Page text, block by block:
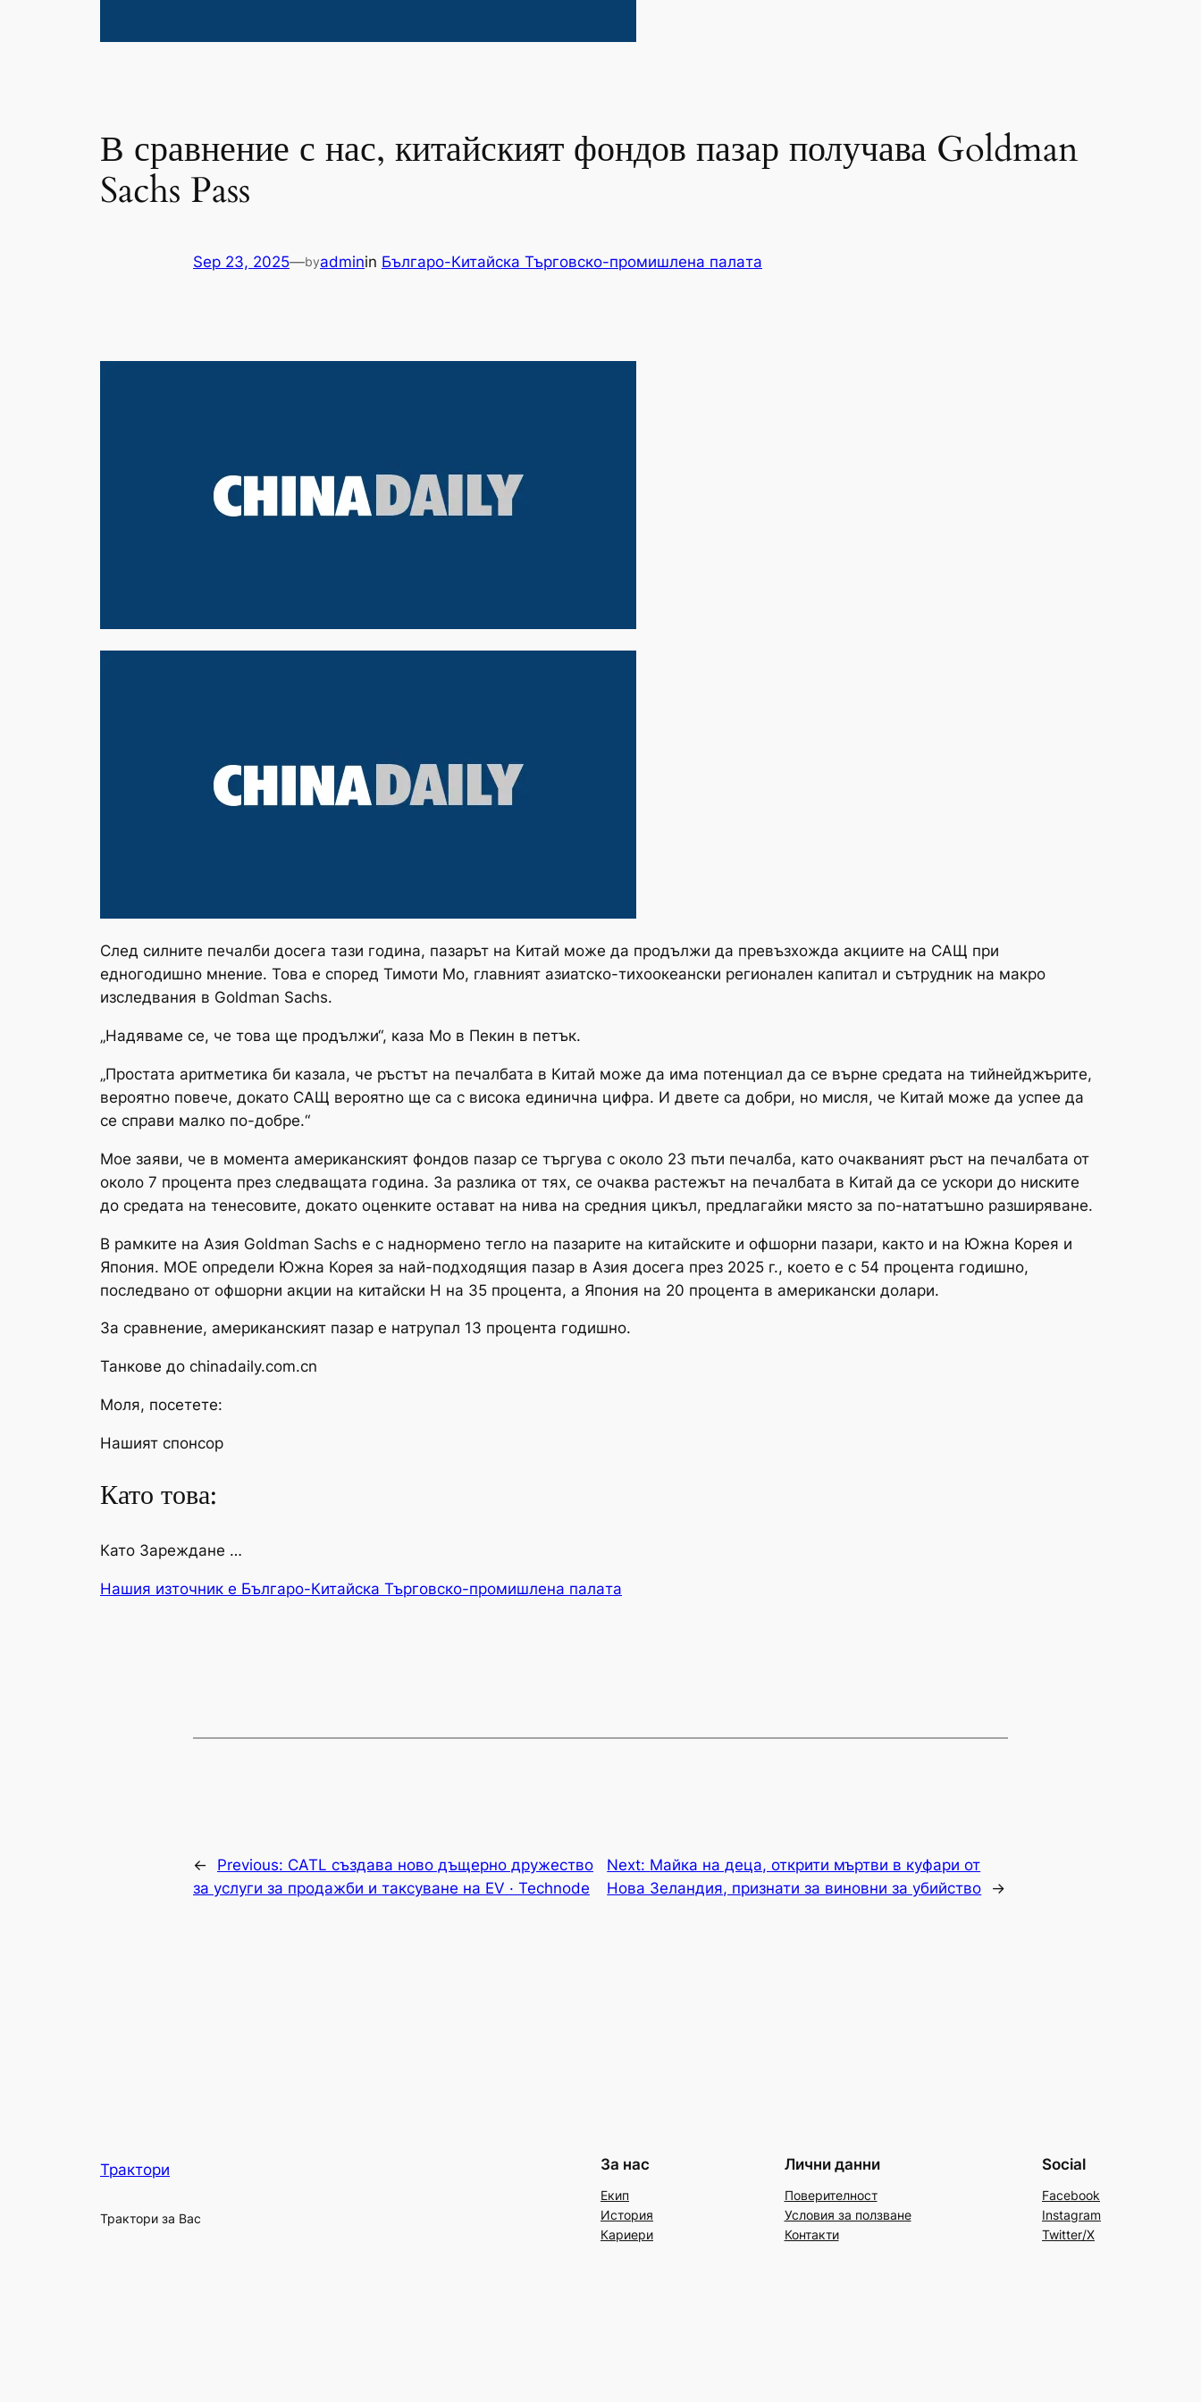
В сравнение с нас, китайският фондов пазар получава Goldman
Sachs Pass
Sep 23, 2025—byadminin Българо-Китайска Търговско-промишлена палaта
След силните печалби досега тази година, пазарът на Китай може да продължи да превъзхожда акциите на САЩ при
едногодишно мнение. Това е според Тимоти Мо, главният азиатско-тихоокеански регионален капитал и сътрудник на макро
изследвания в Goldman Sachs.
„Надяваме се, че това ще продължи“, каза Мо в Пекин в петък.
„Простата аритметика би казала, че ръстът на печалбата в Китай може да има потенциал да се върне средата на тийнейджърите,
вероятно повече, докато САЩ вероятно ще са с висока единична цифра. И двете са добри, но мисля, че Китай може да успее да
се справи малко по-добре.“
Moe заяви, че в момента американският фондов пазар се търгува с около 23 пъти печалба, като очакваният ръст на печалбата от
около 7 процента през следващата година. За разлика от тях, се очаква растежът на печалбата в Китай да се ускори до ниските
до средата на тенесовите, докато оценките остават на нива на средния цикъл, предлагайки място за по-нататъшно разширяване.
В рамките на Азия Goldman Sachs е с наднормено тегло на пазарите на китайските и офшорни пазари, както и на Южна Корея и
Япония. MOE определи Южна Корея за най-подходящия пазар в Азия досега през 2025 г., което е с 54 процента годишно,
последвано от офшорни акции на китайски H на 35 процента, а Япония на 20 процента в американски долари.
За сравнение, американският пазар е натрупал 13 процента годишно.
Танкове до chinadaily.com.cn
Моля, посетете:
Нашият спонсор
Като това:
Като Зареждане …
Нашия източник е Българо-Китайска Търговско-промишлена палaта
← Previous: CATL създава ново дъщерно дружество
за услуги за продажби и таксуване на EV · Technode
Next: Майка на деца, открити мъртви в куфари от
Нова Зеландия, признати за виновни за убийство
→
Трактори
Трактори за Вас
За нас
Екип
История
Кариери
Лични данни
Поверителност
Условия за ползване
Контакти
Social
Facebook
Instagram
Twitter/X